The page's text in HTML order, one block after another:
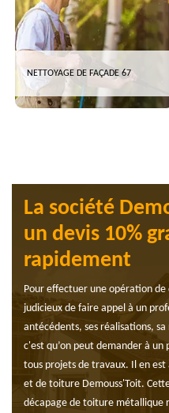
NETTOYAGE DE FAÇADE 67
La société
un devis 10%
rapidement
Pour effectuer une opération
judicieux de faire appel à un
antécédents, ses réalisations,
c'est qu’on peut demander à un
tous projets de travaux. Il en
et de toiture Demouss'Toit.
décapage de toiture métallique